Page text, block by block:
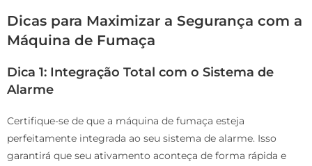
Dicas para Maximizar a Segurança com a
Máquina de Fumaça
Dica 1: Integração Total com o Sistema de
Alarme
Certifique-se de que a máquina de fumaça esteja
perfeitamente integrada ao seu sistema de alarme. Isso
garantirá que seu ativamento aconteça de forma rápida e